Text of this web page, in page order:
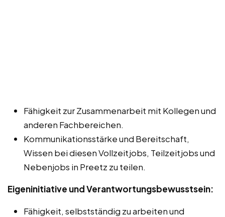
Fähigkeit zur Zusammenarbeit mit Kollegen und
anderen Fachbereichen.
Kommunikationsstärke und Bereitschaft,
Wissen bei diesen Vollzeitjobs, Teilzeitjobs und
Nebenjobs in Preetz zu teilen.
Eigeninitiative und Verantwortungsbewusstsein:
Fähigkeit, selbstständig zu arbeiten und